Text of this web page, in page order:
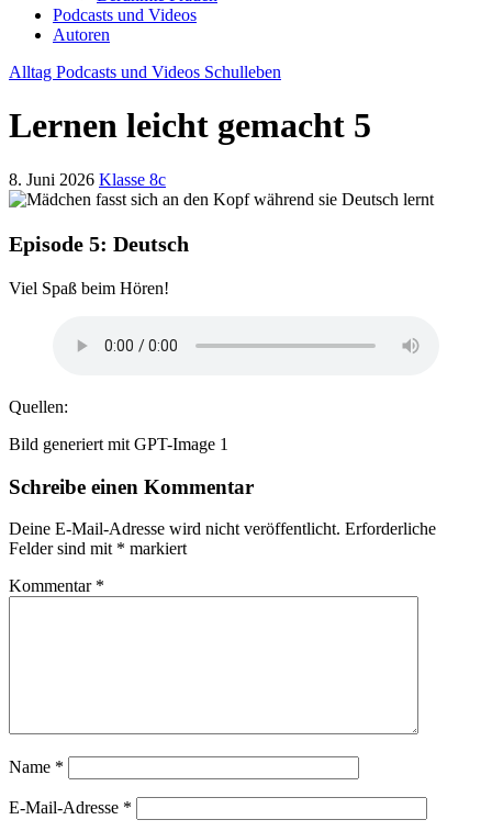
Podcasts und Videos
Autoren
Alltag Podcasts und Videos Schulleben
Lernen leicht gemacht 5
8. Juni 2026 Klasse 8c
Episode 5: Deutsch
Viel Spaß beim Hören!
Quellen:
Bild generiert mit GPT-Image 1
Schreibe einen Kommentar
Deine E-Mail-Adresse wird nicht veröffentlicht. Erforderliche
Felder sind mit * markiert
Kommentar *
Name *
E-Mail-Adresse *